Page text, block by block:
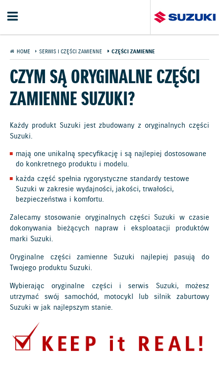
HOME SERWIS I CZĘŚCI ZAMIENNE CZĘŚCI ZAMIENNE
CZYM SĄ ORYGINALNE CZĘŚCI
ZAMIENNE SUZUKI?
Każdy produkt Suzuki jest zbudowany z oryginalnych części
Suzuki.
mają one unikalną specyfikację i są najlepiej dostosowane
do konkretnego produktu i modelu.
każda część spełnia rygorystyczne standardy testowe
Suzuki w zakresie wydajności, jakości, trwałości,
bezpieczeństwa i komfortu.
Zalecamy stosowanie oryginalnych części Suzuki w czasie
dokonywania bieżących napraw i eksploatacji produktów
marki Suzuki.
Oryginalne części zamienne Suzuki najlepiej pasują do
Twojego produktu Suzuki.
Wybierając oryginalne części i serwis Suzuki, możesz
utrzymać swój samochód, motocykl lub silnik zaburtowy
Suzuki w jak najlepszym stanie.